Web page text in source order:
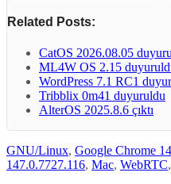
Related Posts:
CatOS 2026.08.05
ML4W OS 2.15
WordPress 7.1 RC1
Tribblix 0m41 duyuruldu
AlterOS 2025.8.6 çıktı
GNU/Linux, Google Chrome
147.0.7727.116, Mac, WebRTC,